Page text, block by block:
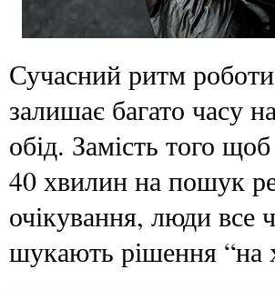
Сучасний ритм
залишає багато часу
обід. Замість того
40 хвилин на пошук
очікування, люди все
шукають рішення “на